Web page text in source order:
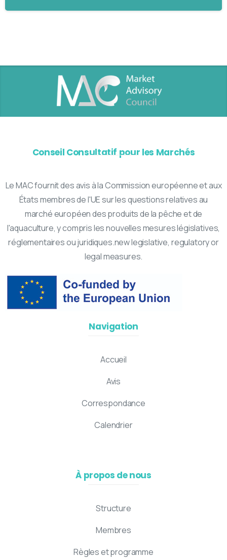
Conseil Consultatif pour les Marchés
Le MAC fournit des avis à la Commission européenne et aux
États membres de l'UE sur les questions relatives au
marché européen des produits de la pêche et de
l'aquaculture, y compris les nouvelles mesures législatives,
réglementaires ou juridiques.new legislative, regulatory or
legal measures.
Navigation
Accueil
Avis
Correspondance
Calendrier
À propos de nous
Structure
Membres
Règles et programme